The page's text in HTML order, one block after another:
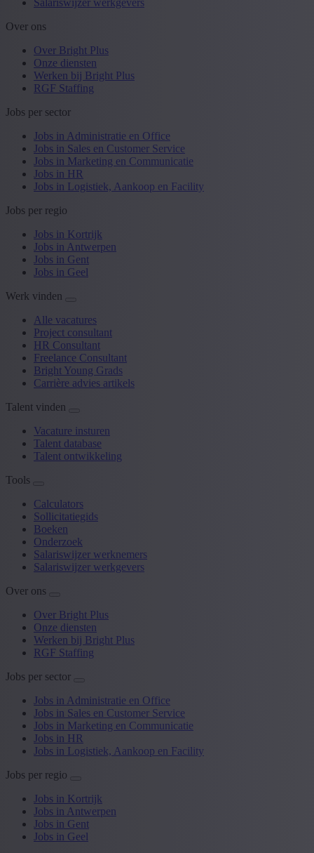
Over ons
Over Bright Plus
Onze diensten
Werken bij Bright Plus
RGF Staffing
Jobs per sector
Jobs in Administratie en Office
Jobs in Sales en Customer Service
Jobs in Marketing en Communicatie
Jobs in HR
Jobs in Logistiek, Aankoop en Facility
Jobs per regio
Jobs in Kortrijk
Jobs in Antwerpen
Jobs in Gent
Jobs in Geel
Werk vinden
Alle vacatures
Project consultant
HR Consultant
Freelance Consultant
Bright Young Grads
Carrière advies artikels
Talent vinden
Vacature insturen
Talent database
Talent ontwikkeling
Tools
Calculators
Sollicitatiegids
Boeken
Onderzoek
Salariswijzer werknemers
Salariswijzer werkgevers
Over ons
Over Bright Plus
Onze diensten
Werken bij Bright Plus
RGF Staffing
Jobs per sector
Jobs in Administratie en Office
Jobs in Sales en Customer Service
Jobs in Marketing en Communicatie
Jobs in HR
Jobs in Logistiek, Aankoop en Facility
Jobs per regio
Jobs in Kortrijk
Jobs in Antwerpen
Jobs in Gent
Jobs in Geel